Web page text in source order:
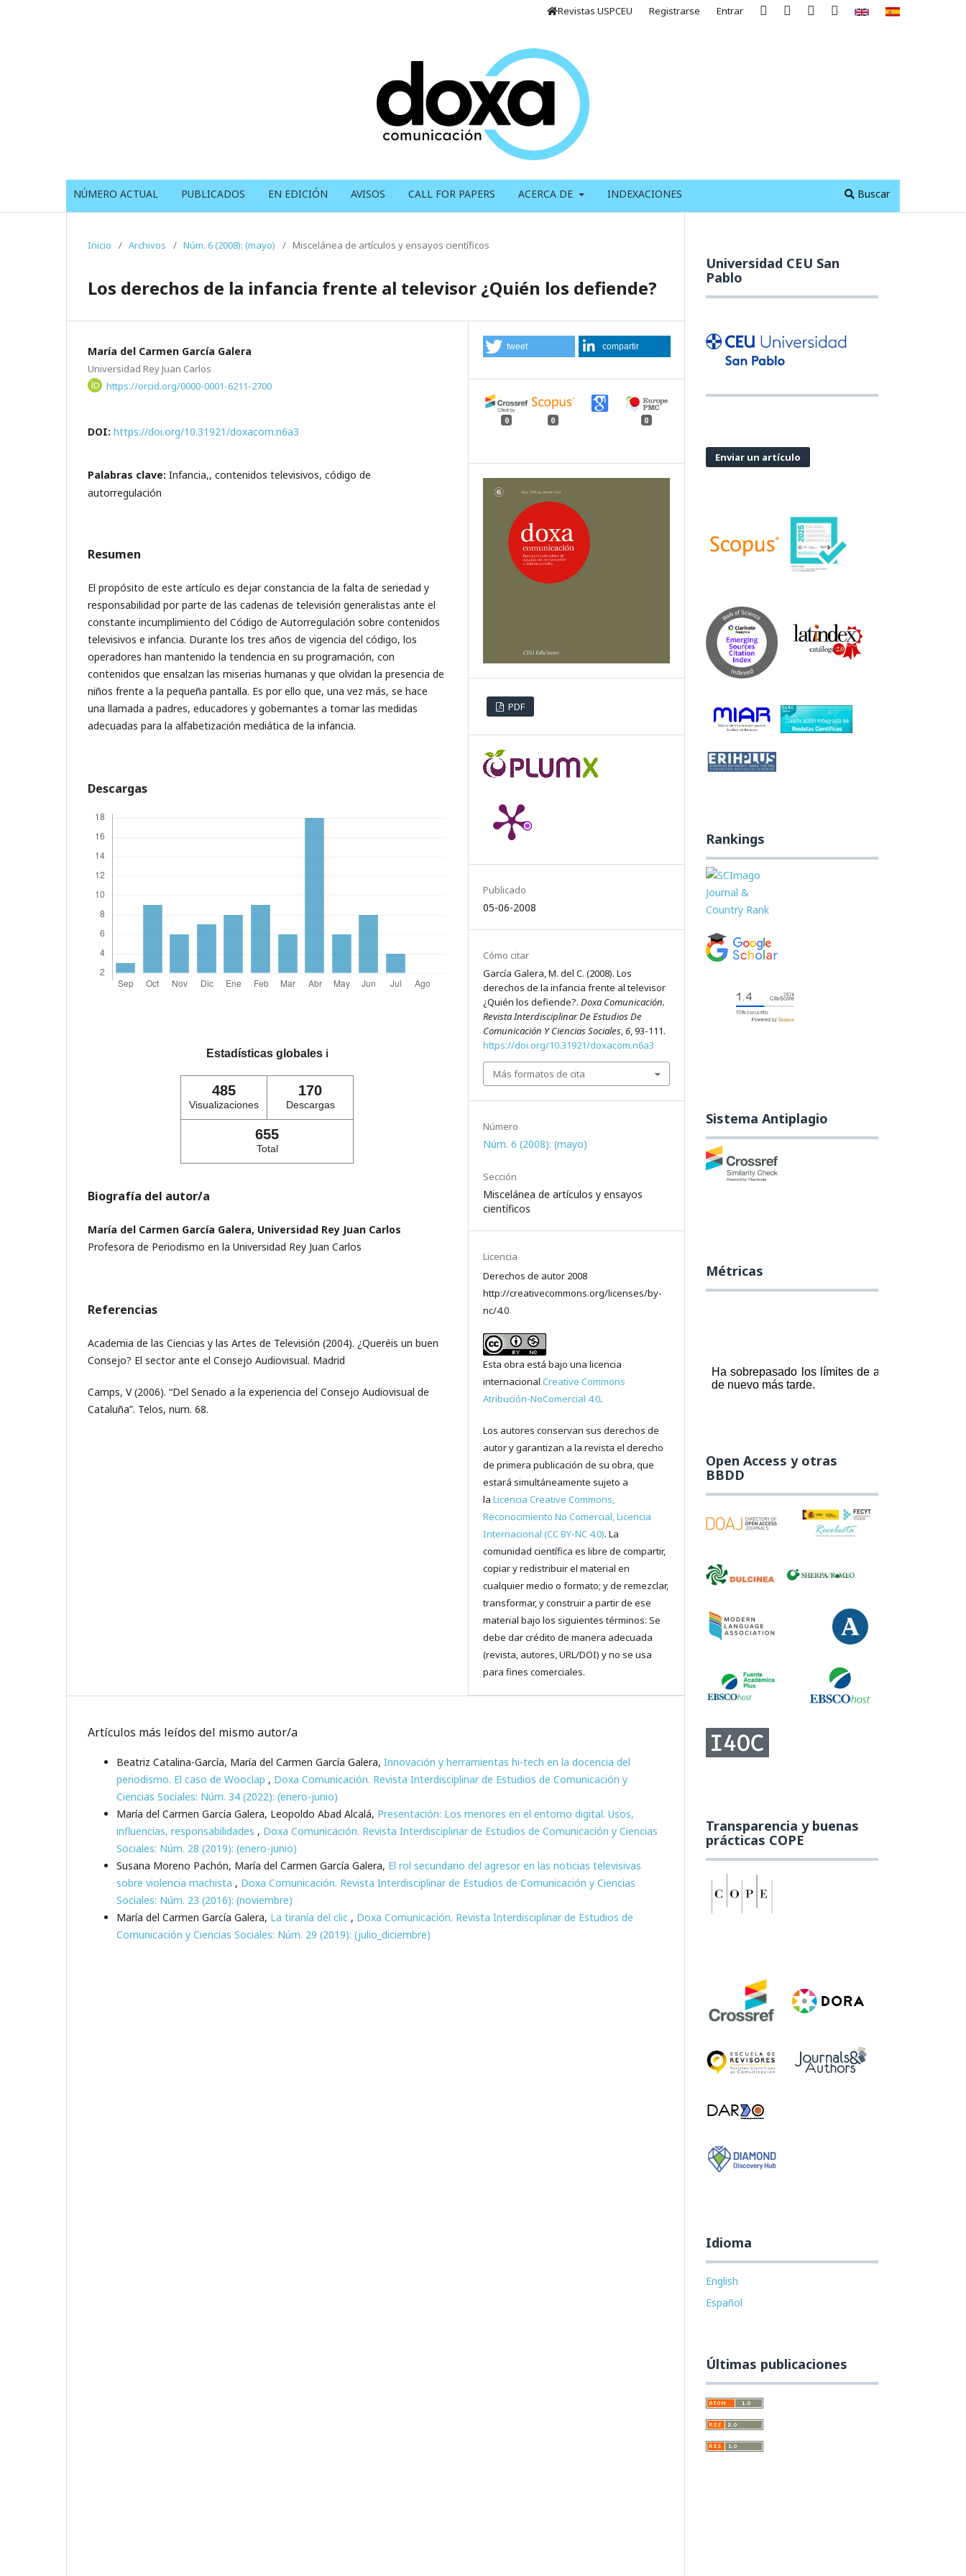
NÚMERO ACTUAL PUBLICADOS EN EDICIÓN AVISOS CALL FOR PAPERS ACERCA DE INDEXACIONES Buscar
Revistas USPCEU Registrarse Entrar
Inicio / Archivos / Núm. 6 (2008): (mayo) / Miscelánea de artículos y ensayos científicos
Los derechos de la infancia frente al televisor ¿Quién los defiende?
María del Carmen García Galera
Universidad Rey Juan Carlos
https://orcid.org/0000-0001-6211-2700
DOI: https://doi.org/10.31921/doxacom.n6a3
Palabras clave: Infancia,, contenidos televisivos, código de
autorregulación
Resumen
El propósito de este artículo es dejar constancia de la falta de seriedad y
responsabilidad por parte de las cadenas de televisión generalistas ante el
constante incumplimiento del Código de Autorregulación sobre contenidos
televisivos e infancia. Durante los tres años de vigencia del código, los
operadores han mantenido la tendencia en su programación, con
contenidos que ensalzan las miserias humanas y que olvidan la presencia de
niños frente a la pequeña pantalla. Es por ello que, una vez más, se hace
una llamada a padres, educadores y gobernantes a tomar las medidas
adecuadas para la alfabetización mediática de la infancia.
Descargas
Estadísticas globales ℹ️
485
Visualizaciones
170
Descargas
655
Total
Biografía del autor/a
María del Carmen García Galera, Universidad Rey Juan Carlos
Profesora de Periodismo en la Universidad Rey Juan Carlos
Referencias
Academia de las Ciencias y las Artes de Televisión (2004). ¿Queréis un buen
Consejo? El sector ante el Consejo Audiovisual. Madrid
Camps, V (2006). “Del Senado a la experiencia del Consejo Audiovisual de
Cataluña”. Telos, num. 68.
PDF
Publicado
05-06-2008
Número
Núm. 6 (2008): (mayo)
Sección
Miscelánea de artículos y ensayos
científicos
Licencia
Derechos de autor 2008
http://creativecommons.org/licenses/by-
nc/4.0
Esta obra está bajo una licencia
internacionalCreative Commons
Atribución-NoComercial 4.0.
Los autores conservan sus derechos de
autor y garantizan a la revista el derecho
de primera publicación de su obra, que
estará simultáneamente sujeto a
laLicencia Creative Commons,
Reconocimiento No Comercial, Licencia
Internacional (CC BY-NC 4.0). La
comunidad científica es libre de compartir,
copiar y redistribuir el material en
cualquier medio o formato; y de remezclar,
transformar, y construir a partir de ese
material bajo los siguientes términos: Se
debe dar crédito de manera adecuada
(revista, autores, URL/DOI) y no se usa
para fines comerciales.
Cómo citar
García Galera, M. del C. (2008). Los
derechos de la infancia frente al televisor
¿Quién los defiende?.Doxa Comunicación.
Revista Interdisciplinar De Estudios De
Comunicación Y Ciencias Sociales,6, 93-111.
https://doi.org/10.31921/doxacom.n6a3
Más formatos de cita
tweet compartir
0 0 0
Artículos más leídos del mismo autor/a
Beatriz Catalina-García, María del Carmen García Galera, Innovación y herramientas hi-tech en la docencia del
periodismo. El caso de Wooclap , Doxa Comunicación. Revista Interdisciplinar de Estudios de Comunicación y
Ciencias Sociales: Núm. 34 (2022): (enero-junio)
María del Carmen García Galera, Leopoldo Abad Alcalá, Presentación: Los menores en el entorno digital. Usos,
influencias, responsabilidades , Doxa Comunicación. Revista Interdisciplinar de Estudios de Comunicación y Ciencias
Sociales: Núm. 28 (2019): (enero-junio)
Susana Moreno Pachón, María del Carmen García Galera, El rol secundario del agresor en las noticias televisivas
sobre violencia machista , Doxa Comunicación. Revista Interdisciplinar de Estudios de Comunicación y Ciencias
Sociales: Núm. 23 (2016): (noviembre)
María del Carmen García Galera, La tiranía del clic , Doxa Comunicación. Revista Interdisciplinar de Estudios de
Comunicación y Ciencias Sociales: Núm. 29 (2019): (julio_diciembre)
Universidad CEU San
Pablo
Enviar un artículo
Rankings
Sistema Antiplagio
Métricas
Open Access y otras
BBDD
Transparencia y buenas
prácticas COPE
Idioma
English
Español
Últimas publicaciones